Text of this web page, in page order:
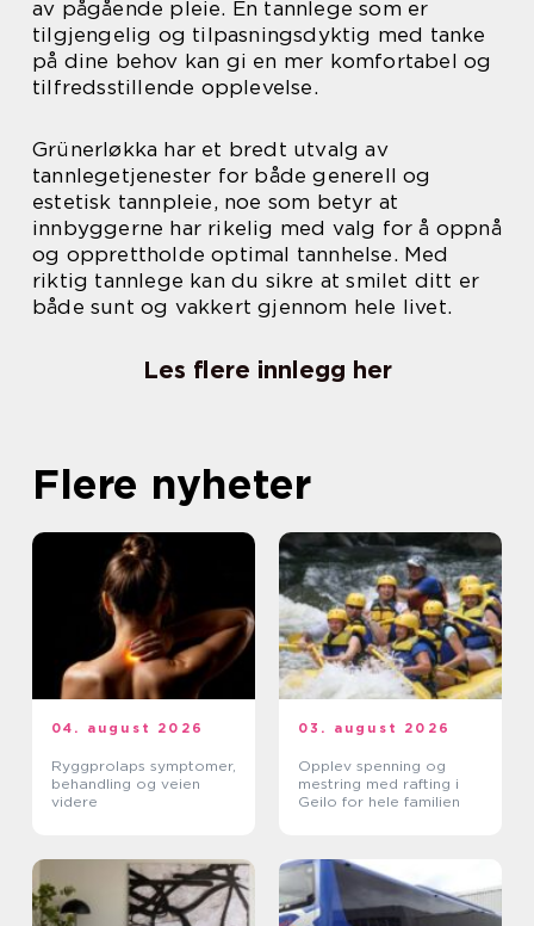
av pågående pleie. En tannlege som er
tilgjengelig og tilpasningsdyktig med tanke
på dine behov kan gi en mer komfortabel og
tilfredsstillende opplevelse.
Grünerløkka har et bredt utvalg av
tannlegetjenester for både generell og
estetisk tannpleie, noe som betyr at
innbyggerne har rikelig med valg for å oppnå
og opprettholde optimal tannhelse. Med
riktig tannlege kan du sikre at smilet ditt er
både sunt og vakkert gjennom hele livet.
Les flere innlegg her
Flere nyheter
04. august 2026
Ryggprolaps symptomer,
behandling og veien
videre
03. august 2026
Opplev spenning og
mestring med rafting i
Geilo for hele familien